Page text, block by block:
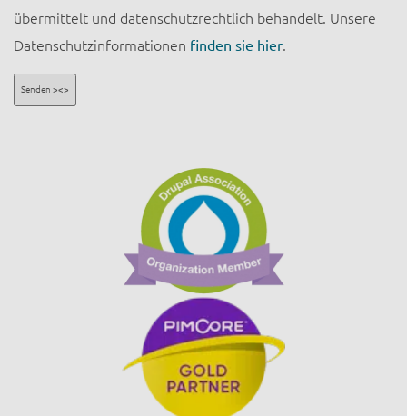
übermittelt und datenschutzrechtlich behandelt. Unsere
Datenschutzinformationen finden sie hier.
Senden ><>